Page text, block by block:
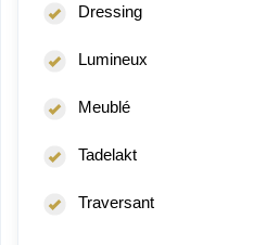
Dressing
Lumineux
Meublé
Tadelakt
Traversant